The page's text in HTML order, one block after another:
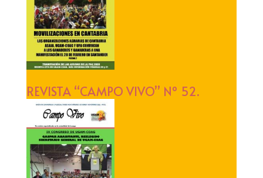
REVISTA “CAMPO VIVO” Nº 52.